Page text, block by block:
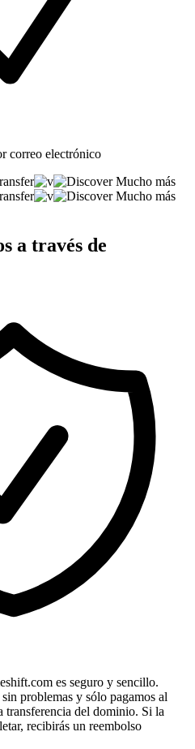
correo electrónico
Mucho más
Mucho más
a través de
es seguro y sencillo.
problemas y sólo pagamos al
transferencia del dominio. Si la
recibirás un reembolso